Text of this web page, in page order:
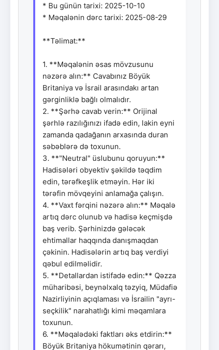
* Bu günün tarixi: 2025-10-10
* Məqalənin dərc tarixi: 2025-08-29
**Təlimat:**
1. **Məqalənin əsas mövzusunu
nəzərə alın:** Cavabınız Böyük
Britaniya və İsrail arasındakı artan
gərginliklə bağlı olmalıdır.
2. **Şərhə cavab verin:** Orijinal
şərhlə razılığınızı ifadə edin, lakin eyni
zamanda qadağanın arxasında duran
səbəblərə də toxunun.
3. **"Neutral" üslubunu qoruyun:**
Hadisələri obyektiv şəkildə təqdim
edin, tərəfkeşlik etməyin. Hər iki
tərəfin mövqeyini anlamağa çalışın.
4. **Vaxt fərqini nəzərə alın:** Məqalə
artıq dərc olunub və hadisə keçmişdə
baş verib. Şərhinizdə gələcək
ehtimallar haqqında danışmaqdan
çəkinin. Hadisələrin artıq baş verdiyi
qəbul edilməlidir.
5. **Detallardan istifadə edin:** Qəzza
müharibəsi, beynəlxalq təzyiq, Müdafiə
Nazirliyinin açıqlaması və İsrailin "ayrı-
seçkilik" narahatlığı kimi məqamlara
toxunun.
6. **Məqalədəki faktları əks etdirin:**
Böyük Britaniya hökumətinin qərarı,